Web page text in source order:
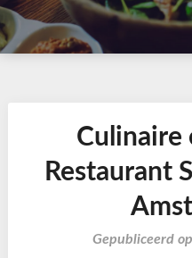
Culinaire
Restaurant
Gepubliceerd